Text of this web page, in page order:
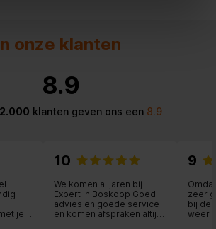
onze klanten
8.9
klanten geven ons een8.9
je
10
We komen al jaren bij
Expert in Boskoop Goed
advies en goede service
en komen afspraken altijd
9
zeer
bij
weer